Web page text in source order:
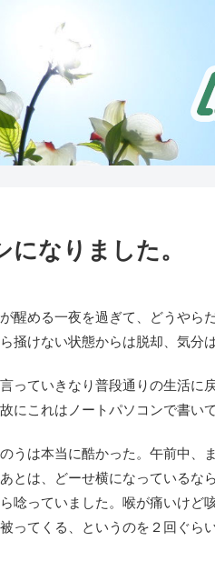
になりました。
醒める一夜を過ぎて、どうやら
掻けない状態からは脱却、気分
っていきなり普段通りの生活に
にこれはノートパソコンで書いて
うは本当に酷かった。午前中、
とは、どーせ横になっているな
唸っていました。喉が痛いけど
ってくる、というのを２回ぐら